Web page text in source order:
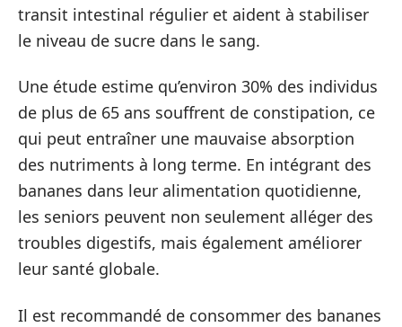
transit intestinal régulier et aident à stabiliser
le niveau de sucre dans le sang.
Une étude estime qu’environ 30% des individus
de plus de 65 ans souffrent de constipation, ce
qui peut entraîner une mauvaise absorption
des nutriments à long terme. En intégrant des
bananes dans leur alimentation quotidienne,
les seniors peuvent non seulement alléger des
troubles digestifs, mais également améliorer
leur santé globale.
Il est recommandé de consommer des bananes